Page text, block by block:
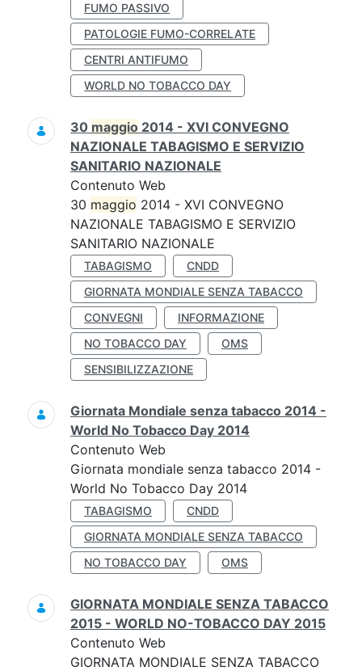
FUMO PASSIVO
PATOLOGIE FUMO-CORRELATE
CENTRI ANTIFUMO
WORLD NO TOBACCO DAY
30 maggio 2014 - XVI CONVEGNO
NAZIONALE TABAGISMO E SERVIZIO
SANITARIO NAZIONALE
Contenuto Web
30 maggio 2014 - XVI CONVEGNO
NAZIONALE TABAGISMO E SERVIZIO
SANITARIO NAZIONALE
TABAGISMO
CNDD
GIORNATA MONDIALE SENZA TABACCO
CONVEGNI
INFORMAZIONE
NO TOBACCO DAY
OMS
SENSIBILIZZAZIONE
Giornata Mondiale senza tabacco 2014 -
World No Tobacco Day 2014
Contenuto Web
Giornata mondiale senza tabacco 2014 -
World No Tobacco Day 2014
TABAGISMO
CNDD
GIORNATA MONDIALE SENZA TABACCO
NO TOBACCO DAY
OMS
GIORNATA MONDIALE SENZA TABACCO
2015 - WORLD NO-TOBACCO DAY 2015
Contenuto Web
GIORNATA MONDIALE SENZA TABACCO